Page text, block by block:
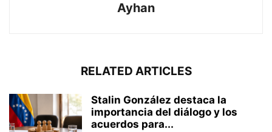
Ayhan
RELATED ARTICLES
Stalin González destaca la
importancia del diálogo y los
acuerdos para...